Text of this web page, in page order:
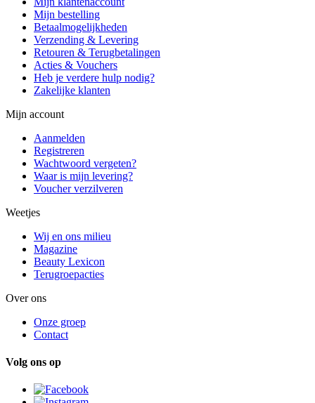
Mijn bestelling
Betaalmogelijkheden
Verzending & Levering
Retouren & Terugbetalingen
Acties & Vouchers
Heb je verdere hulp nodig?
Zakelijke klanten
Mijn account
Aanmelden
Registreren
Wachtwoord vergeten?
Waar is mijn levering?
Voucher verzilveren
Weetjes
Wij en ons milieu
Magazine
Beauty Lexicon
Terugroepacties
Over ons
Onze groep
Contact
Volg ons op